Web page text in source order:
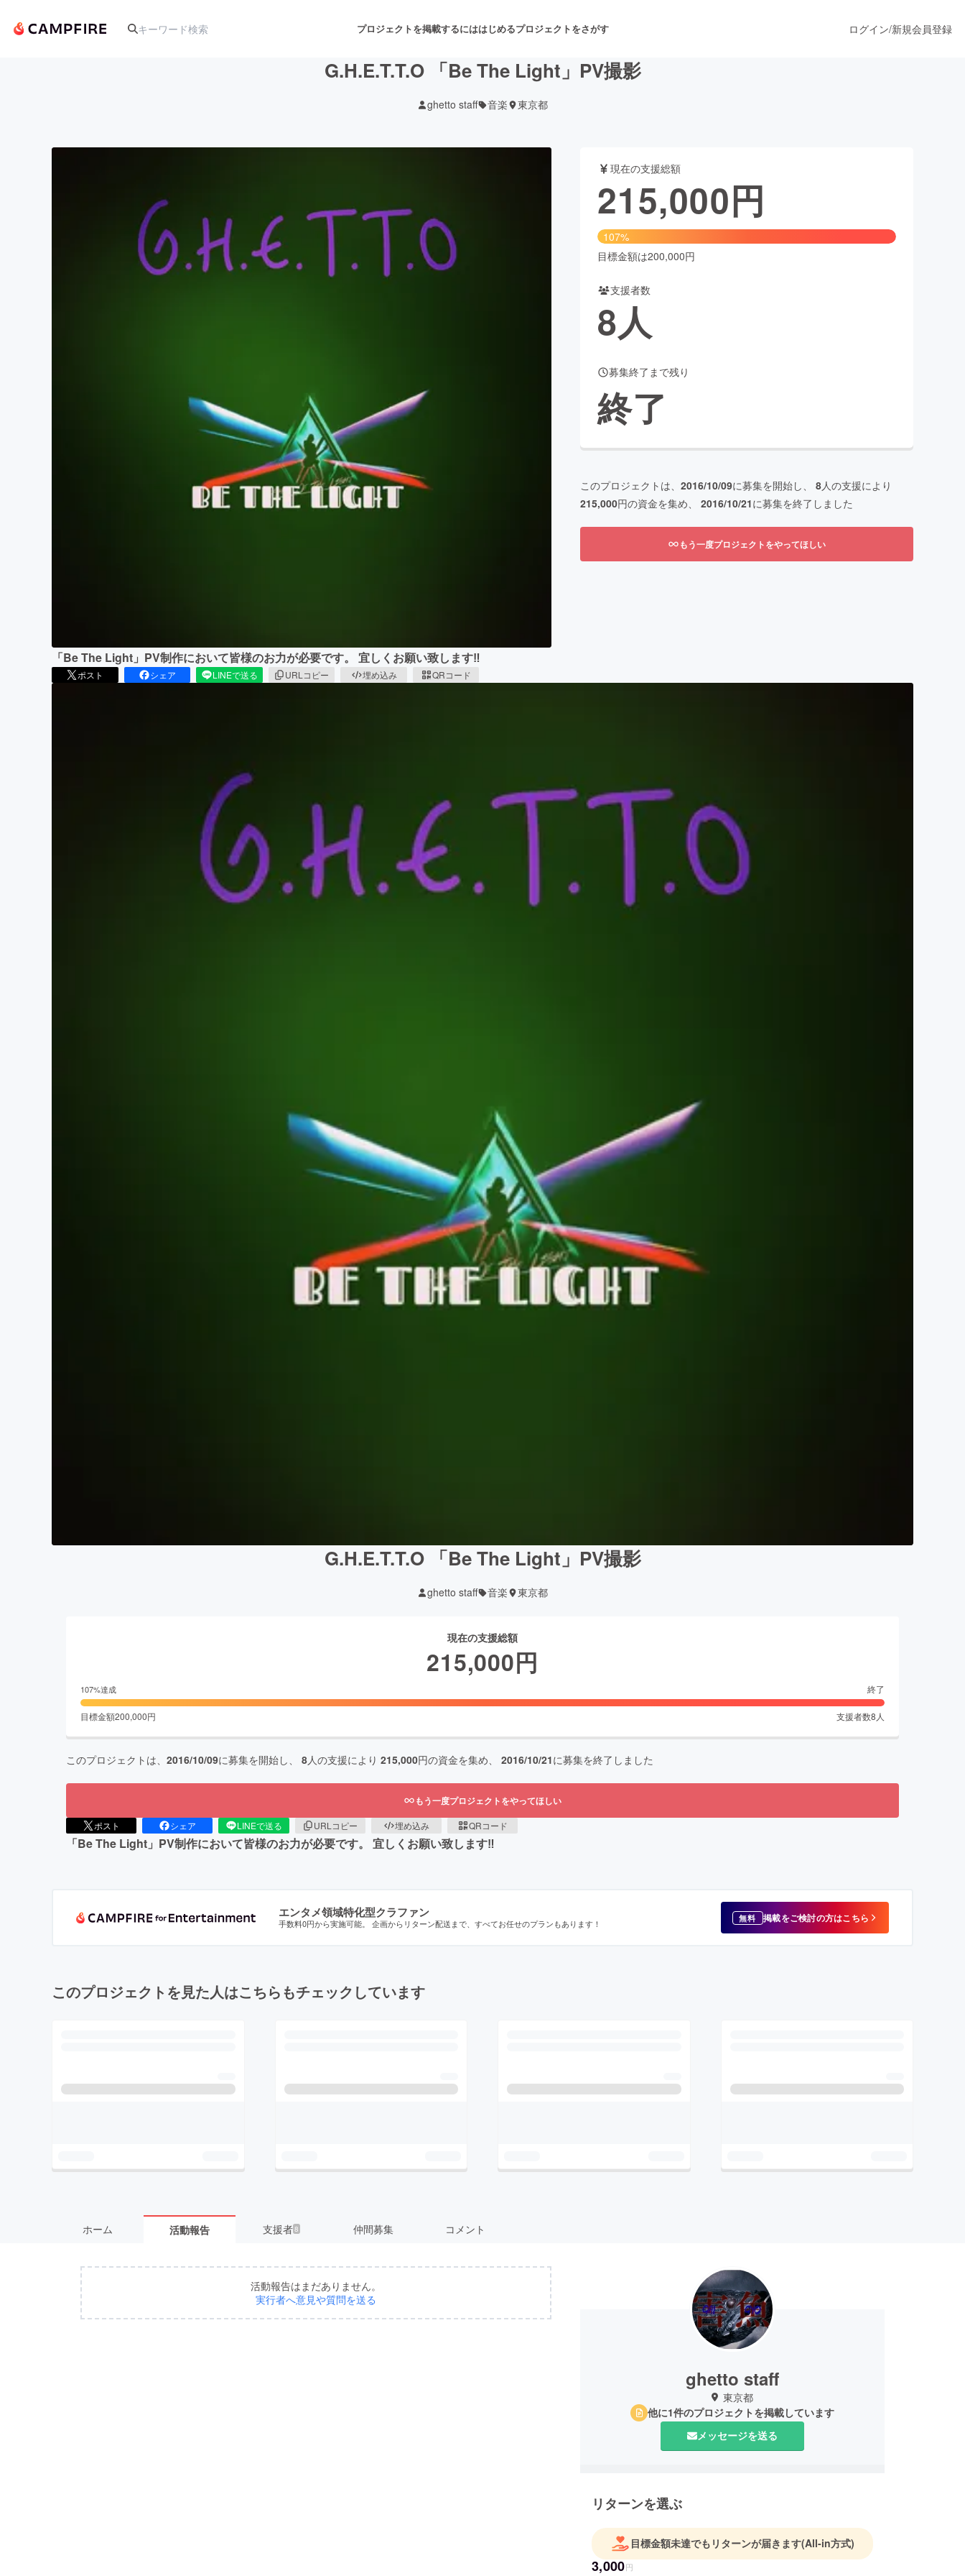
プロジェクトを掲載するにははじめるプロジェクトをさがす
舞台・パフォーマンス
テクノロジー・ガジェット ゲーム・サービス開発 フード・飲食店 ファッション
映像・映画
ビューティー・ヘルスケア
CAMPFIREふるさと納税
ログイン/新規会員登録
G.H.E.T.T.O 「Be The Light」PV撮影
ghetto staff 音楽 東京都
「Be The Light」PV制作において皆様のお力が必要です。 宜しくお願い致します‼︎
ポスト シェア LINEで送る URLコピー 埋め込み QRコード
現在の支援総額
215,000円
107%
目標金額は200,000円
支援者数
8人
募集終了まで残り
終了
このプロジェクトは、 2016/10/09に募集を開始し、 8人の支援により
215,000円の資金を集め、 2016/10/21に募集を終了しました
もう一度プロジェクトをやってほしい
G.H.E.T.T.O 「Be The Light」PV撮影
ghetto staff 音楽 東京都
現在の支援総額
215,000円
107%達成 終了
目標金額200,000円 支援者数8 人
このプロジェクトは、 2016/10/09に募集を開始し、 8人の支援により 215,000円の資金を集め、 2016/10/21に募集を終了しました
もう一度プロジェクトをやってほしい
ポスト シェア LINEで送る URLコピー 埋め込み QRコード
「Be The Light」PV制作において皆様のお力が必要です。 宜しくお願い致します‼︎
エンタメ領域特化型クラファン
手数料0円から実施可能。 企画からリターン配送まで、すべてお任せのプランもあります！ 無料 掲載をご検討の方はこちら
このプロジェクトを見た人はこちらもチェックしています
ホーム 活動報告 支援者8 仲間募集 コメント
活動報告はまだありません。
実行者へ意見や質問を送る
ghetto staff
東京都
他に1件のプロジェクトを掲載しています
メッセージを送る
リターンを選ぶ
目標金額未達でもリターンが届きます(All-in方式)
3,000円